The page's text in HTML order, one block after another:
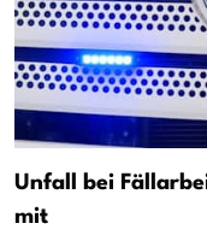
Unfall bei
mit